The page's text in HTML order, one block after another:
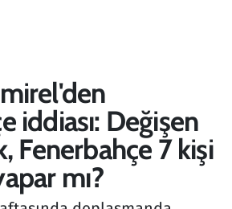
iddiası: Değişen
Fenerbahçe 7 kişi
mı?